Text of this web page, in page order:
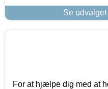
Se
For at hjælpe dig med at